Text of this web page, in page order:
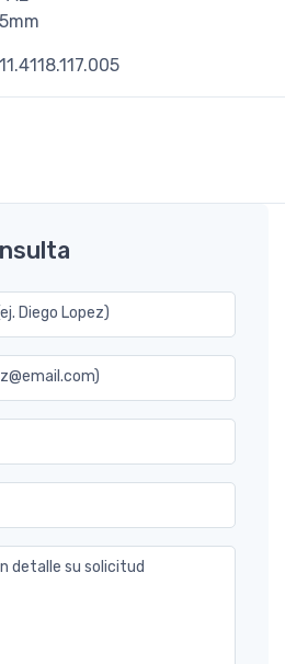
Diego Lopez)
detalle su solicitud